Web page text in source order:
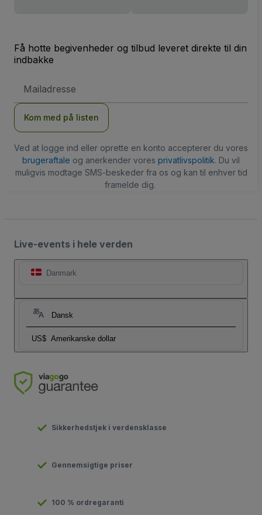
Få hotte begivenheder og tilbud leveret direkte til din
indbakke
adresse
Kom med på listen
Ved at logge ind eller oprette en konto accepterer du vores
brugeraftale og anerkender vores privatlivspolitik. Du vil
muligvis modtage SMS-beskeder fra os og kan til enhver tid
framelde dig.
Live-events i hele verden
Danmark
Dansk
US$ Amerikanske dollar
Sikkerhedstjek i verdensklasse
Gennemsigtige priser
100 % ordregaranti